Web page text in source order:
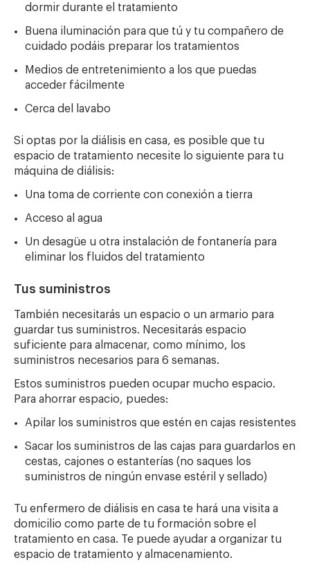
dormir durante el tratamiento
Buena iluminación para que tú y tu compañero de
cuidado podáis preparar los tratamientos
Medios de entretenimiento a los que puedas
acceder fácilmente
Cerca del lavabo
Si optas por la diálisis en casa, es posible que tu
espacio de tratamiento necesite lo siguiente para tu
máquina de diálisis:
Una toma de corriente con conexión a tierra
Acceso al agua
Un desagüe u otra instalación de fontanería para
eliminar los fluidos del tratamiento
Tus suministros
También necesitarás un espacio o un armario para
guardar tus suministros. Necesitarás espacio
suficiente para almacenar, como mínimo, los
suministros necesarios para 6 semanas.
Estos suministros pueden ocupar mucho espacio.
Para ahorrar espacio, puedes:
Apilar los suministros que estén en cajas resistentes
Sacar los suministros de las cajas para guardarlos en
cestas, cajones o estanterías (no saques los
suministros de ningún envase estéril y sellado)
Tu enfermero de diálisis en casa te hará una visita a
domicilio como parte de tu formación sobre el
tratamiento en casa. Te puede ayudar a organizar tu
espacio de tratamiento y almacenamiento.